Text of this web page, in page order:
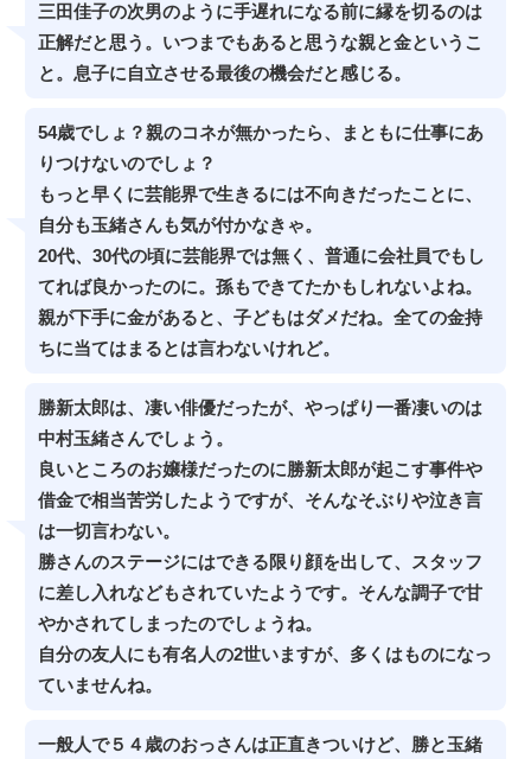
三田佳子の次男のように手遅れになる前に縁を切るのは
正解だと思う。いつまでもあると思うな親と金というこ
と。息子に自立させる最後の機会だと感じる。
54歳でしょ？親のコネが無かったら、まともに仕事にあ
りつけないのでしょ？
もっと早くに芸能界で生きるには不向きだったことに、
自分も玉緒さんも気が付かなきゃ。
20代、30代の頃に芸能界では無く、普通に会社員でもし
てれば良かったのに。孫もできてたかもしれないよね。
親が下手に金があると、子どもはダメだね。全ての金持
ちに当てはまるとは言わないけれど。
勝新太郎は、凄い俳優だったが、やっぱり一番凄いのは
中村玉緒さんでしょう。
良いところのお嬢様だったのに勝新太郎が起こす事件や
借金で相当苦労したようですが、そんなそぶりや泣き言
は一切言わない。
勝さんのステージにはできる限り顔を出して、スタッフ
に差し入れなどもされていたようです。そんな調子で甘
やかされてしまったのでしょうね。
自分の友人にも有名人の2世いますが、多くはものになっ
ていませんね。
一般人で５４歳のおっさんは正直きついけど、勝と玉緒